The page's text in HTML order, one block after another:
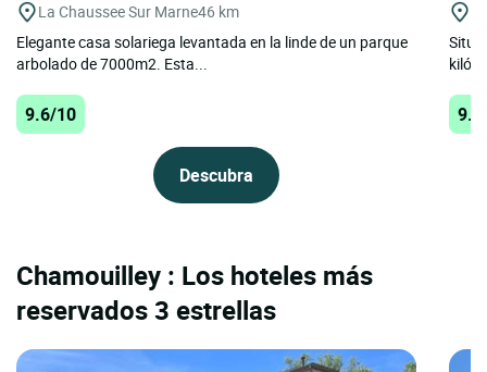
La Chaussee Sur Marne46 km
Elegante casa solariega levantada en la linde de un parque
arbolado de 7000m2. Esta...
9.6/10
Descubra
Chamouilley : Los hoteles más
reservados 3 estrellas